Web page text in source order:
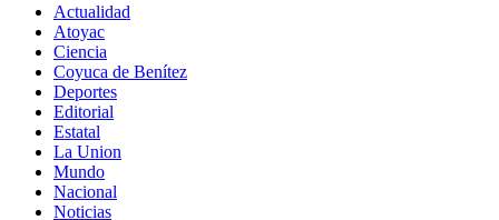
Actualidad
Atoyac
Ciencia
Coyuca de Benítez
Deportes
Editorial
Estatal
La Union
Mundo
Nacional
Noticias